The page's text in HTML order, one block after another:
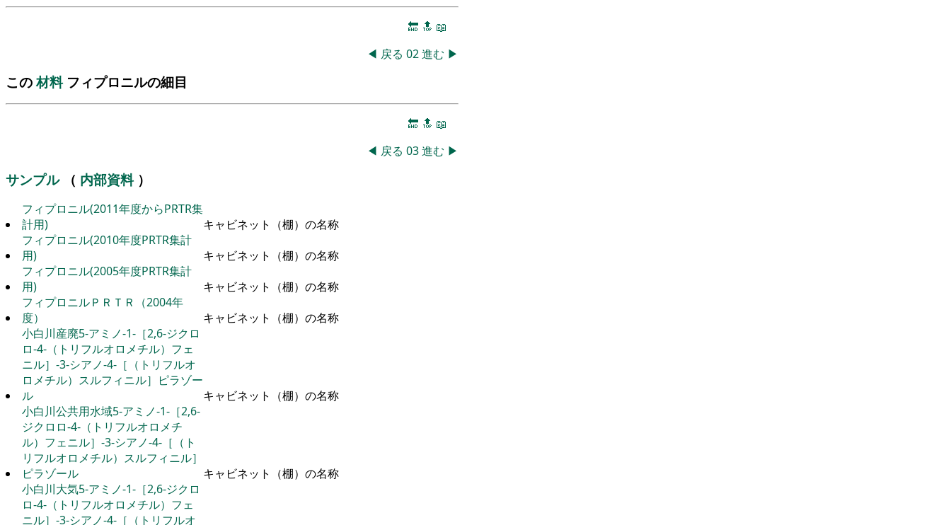
🔚 🔝 📖
◀ 戻る 02進む ▶
この材料 フィプロニルの細目
🔚 🔝 📖
◀ 戻る 03進む ▶
サンプル （ 内部資料 ）
フィプロニル(2011年度からPRTR集
計用)
キャビネット（棚）の名称
フィプロニル(2010年度PRTR集計
用)
キャビネット（棚）の名称
フィプロニル(2005年度PRTR集計
用)
キャビネット（棚）の名称
フィプロニルＰＲＴＲ（2004年
度）
キャビネット（棚）の名称
小白川産廃5-アミノ-1-［2,6-ジクロ
ロ-4-（トリフルオロメチル）フェ
ニル］-3-シアノ-4-［（トリフルオ
ロメチル）スルフィニル］ピラゾー
ル
キャビネット（棚）の名称
小白川公共用水域5-アミノ-1-［2,6-
ジクロロ-4-（トリフルオロメチ
ル）フェニル］-3-シアノ-4-［（ト
リフルオロメチル）スルフィニル］
ピラゾール
キャビネット（棚）の名称
小白川大気5-アミノ-1-［2,6-ジクロ
ロ-4-（トリフルオロメチル）フェ
ニル］-3-シアノ-4-［（トリフルオ